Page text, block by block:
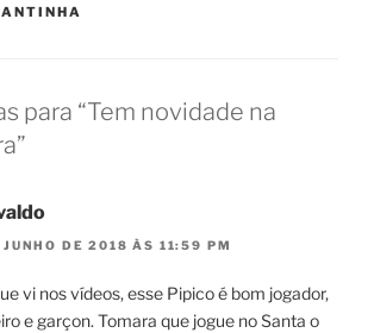
para “Tem novidade na
JUNHO DE 2018 ÀS 11:59 PM
vi nos vídeos, esse Pipico é bom jogador,
e garçon. Tomara que jogue no Santa o